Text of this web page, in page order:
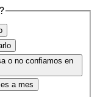
o no confiamos en
a mes